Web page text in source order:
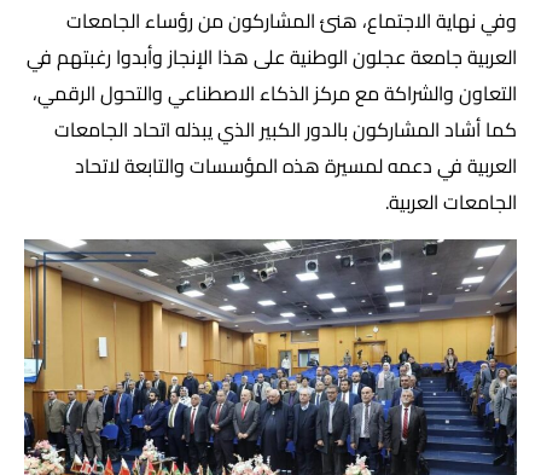
وفي نهاية الاجتماع، هنئ المشاركون من رؤساء الجامعات
العربية جامعة عجلون الوطنية على هذا الإنجاز وأبدوا رغبتهم في
التعاون والشراكة مع مركز الذكاء الاصطناعي والتحول الرقمي،
كما أشاد المشاركون بالدور الكبير الذي يبذله اتحاد الجامعات
العربية في دعمه لمسيرة هذه المؤسسات والتابعة لاتحاد
الجامعات العربية.